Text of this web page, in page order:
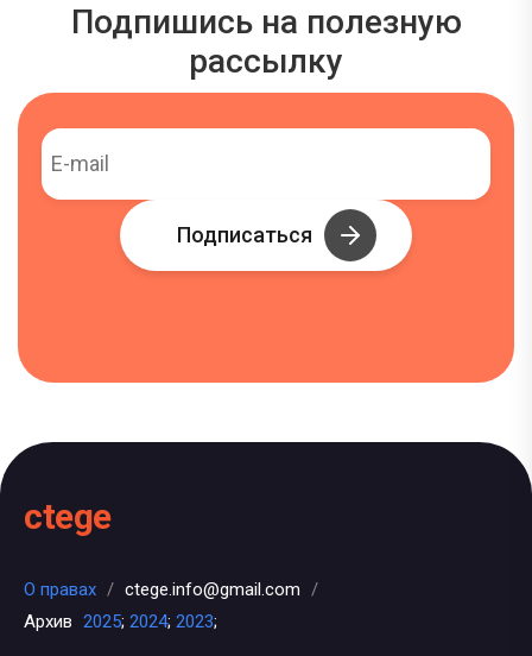
Подпишись на полезную
рассылку
Подписаться
ctege
О правах / ctege.info@gmail.com /
Архив 2025; 2024; 2023;